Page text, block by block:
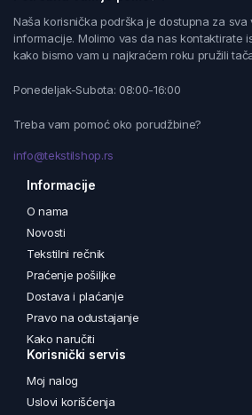
Naša korisnička podrška je dostupna za
informacije. Molimo vas da nas kontaktirate
kako bismo vam u najkraćem roku pružili
Ponedeljak-Subota: 08:00-16:00
Treba vam pomoć oko porudžbine?
info@tekstilshop.rs
Informacije
O nama
Novosti
Tekstilni rečnik
Praćenje pošiljke
Dostava i plaćanje
Pravo na odustajanje
Kako naručiti
Korisnički servis
Moj nalog
Uslovi korišćenja